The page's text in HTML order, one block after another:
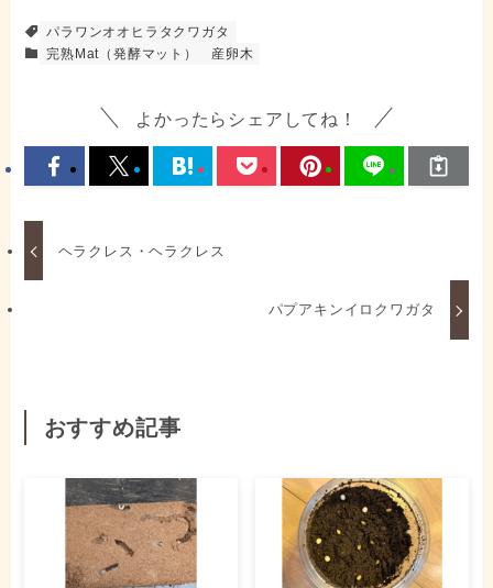
パラワンオオヒラタクワガタ
完熟Mat（発酵マット）
産卵木
よかったらシェアしてね！
ヘラクレス・ヘラクレス
パプアキンイロクワガタ
おすすめ記事